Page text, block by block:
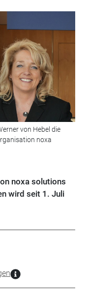
von Hebel die
noxa
noxa solutions
wird seit 1. Juli